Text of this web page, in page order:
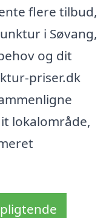
flere tilbud,
i Søvang,
og dit
priser.dk
lokalområde,